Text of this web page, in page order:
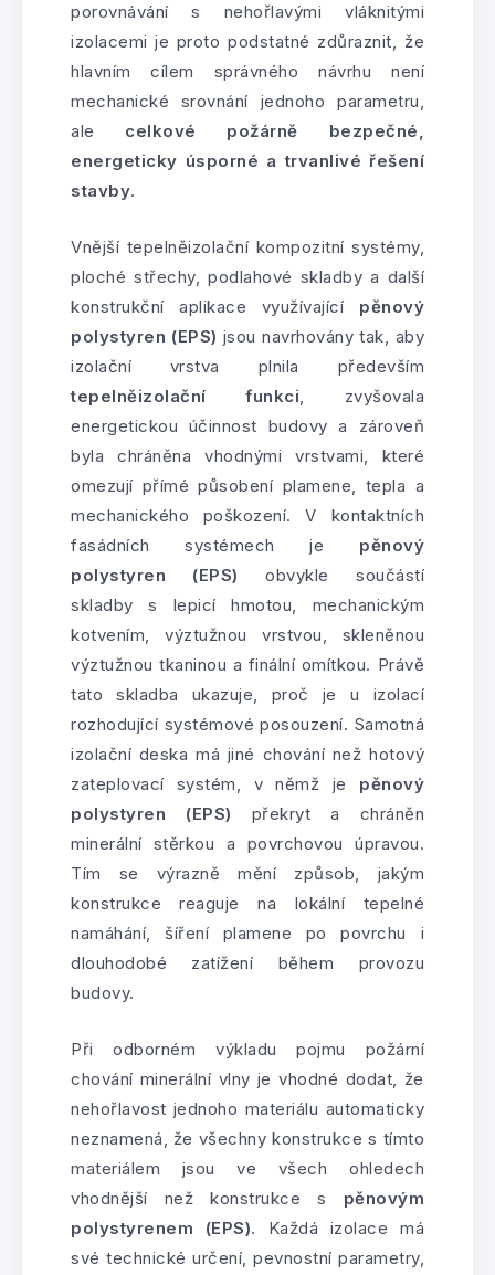
porovnávání s nehořlavými vláknitými
izolacemi je proto podstatné zdůraznit, že
hlavním cílem správného návrhu není
mechanické srovnání jednoho parametru,
ale celkové požárně bezpečné,
energeticky úsporné a trvanlivé řešení
stavby.
Vnější tepelněizolační kompozitní systémy,
ploché střechy, podlahové skladby a další
konstrukční aplikace využívající pěnový
polystyren (EPS) jsou navrhovány tak, aby
izolační vrstva plnila především
tepelněizolační funkci, zvyšovala
energetickou účinnost budovy a zároveň
byla chráněna vhodnými vrstvami, které
omezují přímé působení plamene, tepla a
mechanického poškození. V kontaktních
fasádních systémech je pěnový
polystyren (EPS) obvykle součástí
skladby s lepicí hmotou, mechanickým
kotvením, výztužnou vrstvou, skleněnou
výztužnou tkaninou a finální omítkou. Právě
tato skladba ukazuje, proč je u izolací
rozhodující systémové posouzení. Samotná
izolační deska má jiné chování než hotový
zateplovací systém, v němž je pěnový
polystyren (EPS) překryt a chráněn
minerální stěrkou a povrchovou úpravou.
Tím se výrazně mění způsob, jakým
konstrukce reaguje na lokální tepelné
namáhání, šíření plamene po povrchu i
dlouhodobé zatížení během provozu
budovy.
Při odborném výkladu pojmu požární
chování minerální vlny je vhodné dodat, že
nehořlavost jednoho materiálu automaticky
neznamená, že všechny konstrukce s tímto
materiálem jsou ve všech ohledech
vhodnější než konstrukce s pěnovým
polystyrenem (EPS). Každá izolace má
své technické určení, pevnostní parametry,